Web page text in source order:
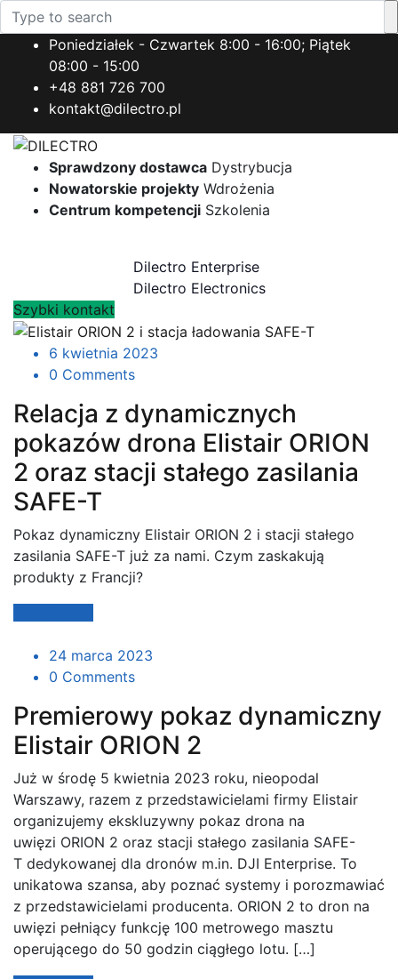
Poniedziałek - Czwartek 8:00 - 16:00; Piątek
08:00 - 15:00
+48 881 726 700
kontakt@dilectro.pl
Sprawdzony dostawca Dystrybucja
Nowatorskie projekty Wdrożenia
Centrum kompetencji Szkolenia
Toggle navigationDilectro Enterprise
Dilectro Electronics
Szybki kontakt
6 kwietnia 2023
0 Comments
Relacja z dynamicznych
pokazów drona Elistair ORION
2 oraz stacji stałego zasilania
SAFE-T
Pokaz dynamiczny Elistair ORION 2 i stacji stałego
zasilania SAFE-T już za nami. Czym zaskakują
produkty z Francji?
24 marca 2023
0 Comments
Premierowy pokaz dynamiczny
Elistair ORION 2
Już w środę 5 kwietnia 2023 roku, nieopodal
Warszawy, razem z przedstawicielami firmy Elistair
organizujemy ekskluzywny pokaz drona na
uwięzi ORION 2 oraz stacji stałego zasilania SAFE-
T dedykowanej dla dronów m.in. DJI Enterprise. To
unikatowa szansa, aby poznać systemy i porozmawiać
z przedstawicielami producenta. ORION 2 to dron na
uwięzi pełniący funkcję 100 metrowego masztu
operującego do 50 godzin ciągłego lotu. […]